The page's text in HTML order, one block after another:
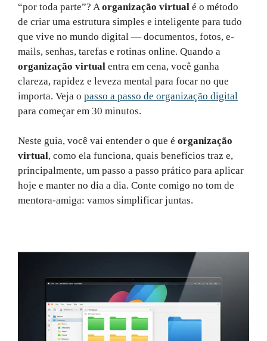
“por toda parte”? Aorganização virtual é o método
de criar uma estrutura simples e inteligente para tudo
que vive no mundo digital — documentos, fotos, e-
mails, senhas, tarefas e rotinas online. Quando a
organização virtual entra em cena, você ganha
clareza, rapidez e leveza mental para focar no que
importa. Veja o passo a passo de organização digital
para começar em 30 minutos.
Neste guia, você vai entender o que é organização
virtual, como ela funciona, quais benefícios traz e,
principalmente, um passo a passo prático para aplicar
hoje e manter no dia a dia. Conte comigo no tom de
mentora-amiga: vamos simplificar juntas.